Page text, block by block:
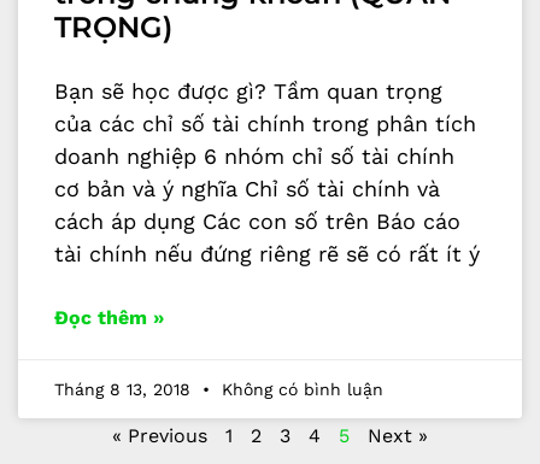
TRỌNG)
Bạn sẽ học được gì? Tầm quan trọng
của các chỉ số tài chính trong phân tích
doanh nghiệp 6 nhóm chỉ số tài chính
cơ bản và ý nghĩa Chỉ số tài chính và
cách áp dụng Các con số trên Báo cáo
tài chính nếu đứng riêng rẽ sẽ có rất ít ý
Đọc thêm »
Tháng 8 13, 2018 Không có bình luận
« Previous 1 2 3 4 5 Next »